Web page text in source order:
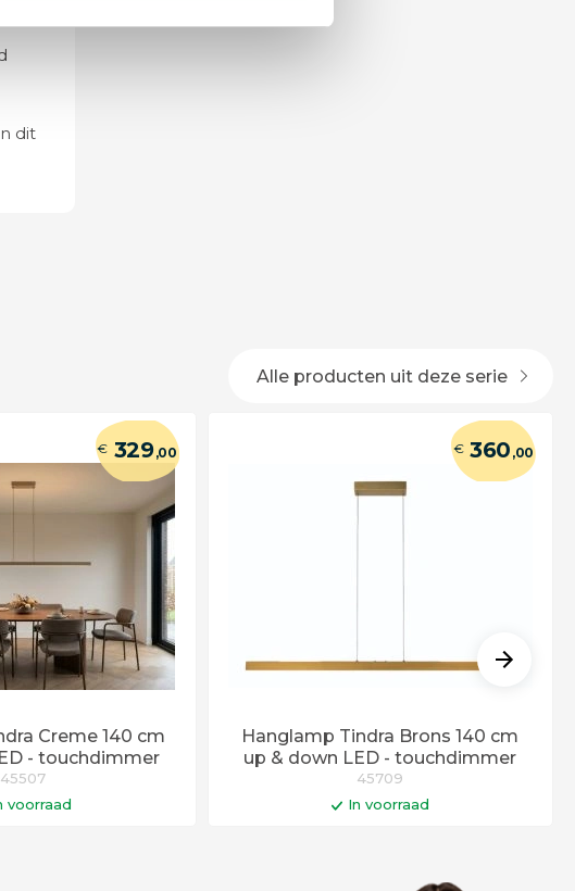
dit
Alle producten uit deze serie
Creme 140 cm
- touchdimmer
€ 329,00
45507
voorraad
Hanglamp Tindra Brons 140 cm
up & down LED - touchdimmer
€360 ,00
45709
In voorraad